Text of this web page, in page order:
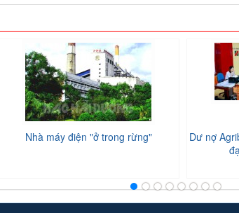
Nhà máy điện "ở trong rừng"
Dư nợ